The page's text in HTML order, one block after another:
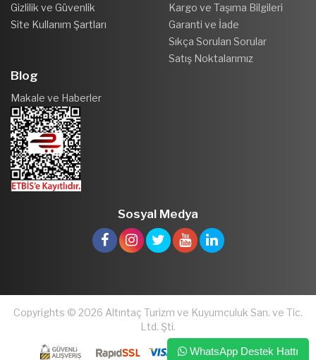
Gizlilik ve Güvenlik
Site Kullanım Şartları
Kargo ve Taşıma Bilgileri
Garanti ve İade
Sıkça Sorulan Sorular
Satış Noktalarımız
Blog
Makale ve Haberler
Sosyal Medya
Copyrights © 2026 Altıntaç Turizm ve Kuyumculuk San. ve Tic.
Ltd. Şti.
WhatsApp Destek Hattı